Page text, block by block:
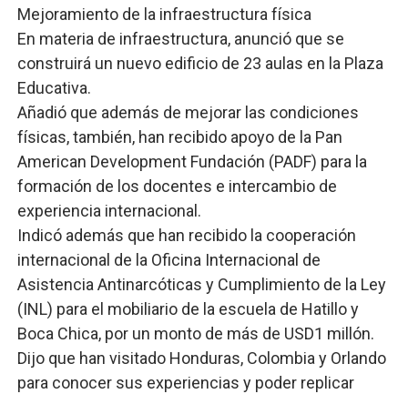
Mejoramiento de la infraestructura física
En materia de infraestructura, anunció que se
construirá un nuevo edificio de 23 aulas en la Plaza
Educativa.
Añadió que además de mejorar las condiciones
físicas, también, han recibido apoyo de la Pan
American Development Fundación (PADF) para la
formación de los docentes e intercambio de
experiencia internacional.
Indicó además que han recibido la cooperación
internacional de la Oficina Internacional de
Asistencia Antinarcóticas y Cumplimiento de la Ley
(INL) para el mobiliario de la escuela de Hatillo y
Boca Chica, por un monto de más de USD1 millón.
Dijo que han visitado Honduras, Colombia y Orlando
para conocer sus experiencias y poder replicar